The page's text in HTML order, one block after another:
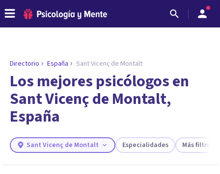
Directorio España Sant Vicenç de Montalt
Los mejores psicólogos en
Sant Vicenç de Montalt,
España
Sant Vicenç de Montalt Especialidades Más filtros